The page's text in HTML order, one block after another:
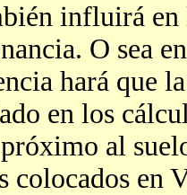
influirá en
O sea
hará que
en los
al
colocados en